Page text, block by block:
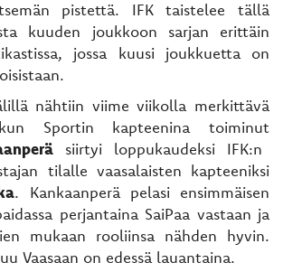
pistettä. IFK taistelee tällä
kuuden joukkoon sarjan erittäin
jossa kuusi joukkuetta on
nähtiin viime viikolla merkittävä
Sportin kapteenina toiminut
siirtyi loppukaudeksi IFK:n
tilalle vaasalaisten kapteeniksi
. Kankaanperä pelasi ensimmäisen
perjantaina SaiPaa vastaan ja
mukaan rooliinsa nähden hyvin.
Vaasaan on edessä lauantaina.